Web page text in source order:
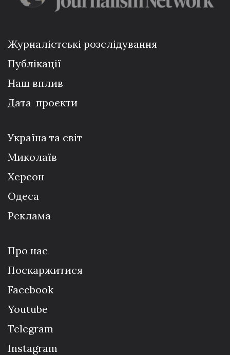
Журналістські розслідування
Публікації
Наш вплив
Дата-проєкти
Україна та світ
Миколаїв
Херсон
Одеса
Реклама
Про нас
Поскаржитися
Facebook
Youtube
Telegram
Instagram